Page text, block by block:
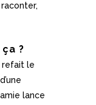
?
refait le
lance